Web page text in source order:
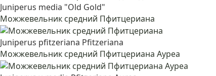
Juniperus media "Old Gold"
Можжевельник средний Пфитцериана
Juniperus pfitzeriana Pfitzeriana
Можжевельник средний Пфитцериана Ауреа